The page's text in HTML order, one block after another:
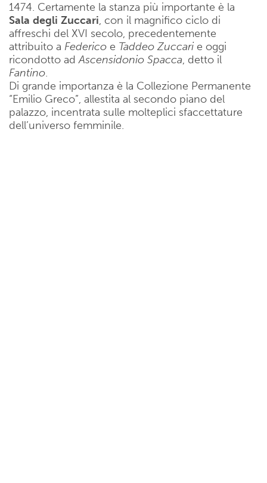
1474. Certamente la stanza più importante è la
Sala degli Zuccari, con il magnifico ciclo di
affreschi del XVI secolo, precedentemente
attribuito a Federico e Taddeo Zuccari e oggi
ricondotto adAscensidonio Spacca, detto il
Fantino.
Di grande importanza è la Collezione Permanente
“Emilio Greco”, allestita al secondo piano del
palazzo, incentrata sulle molteplici sfaccettature
dell’universo femminile.